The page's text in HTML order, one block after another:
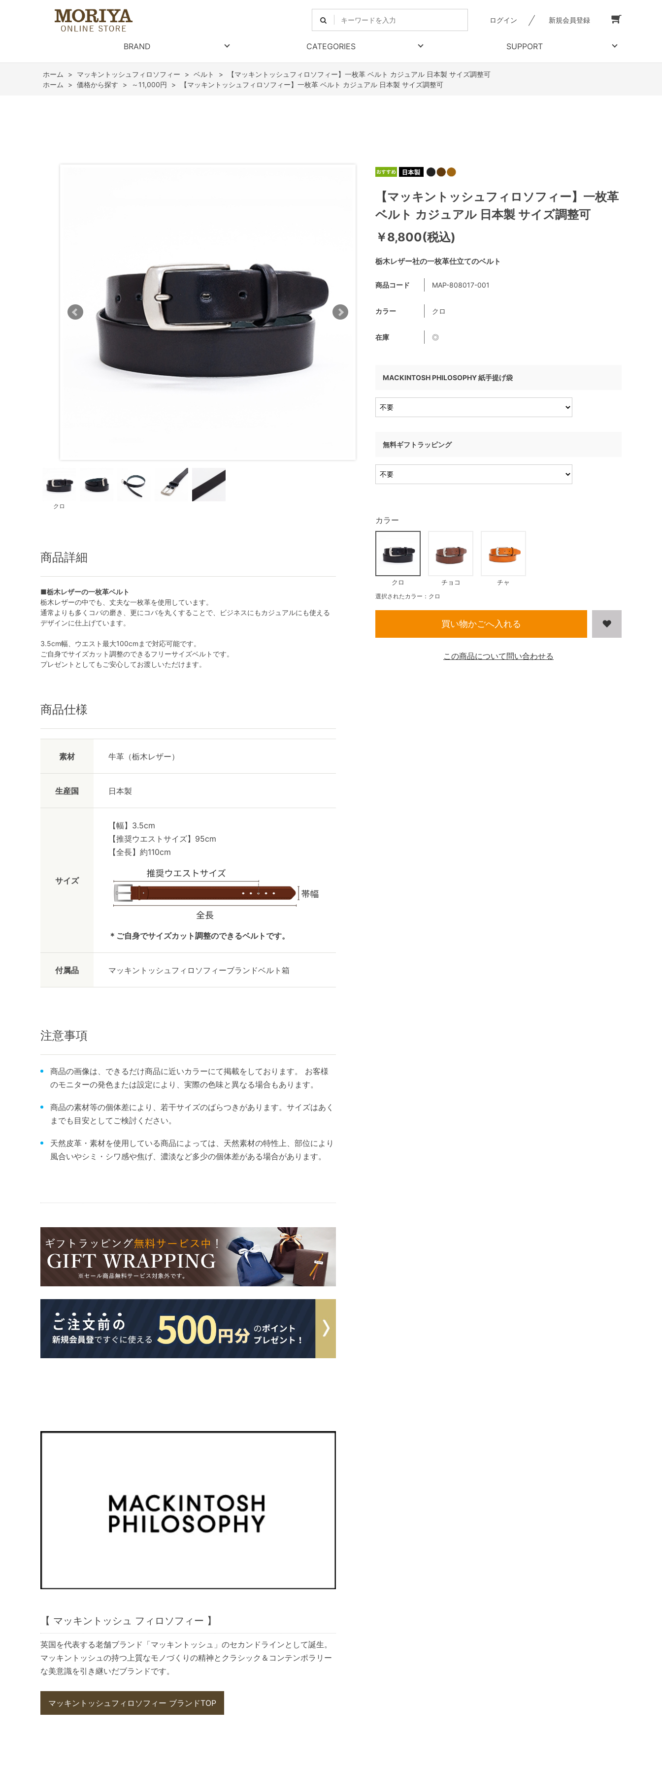
ログイン 新規会員登録
BRAND CATEGORIES SUPPORT
ホーム > マッキントッシュフィロソフィー > ベルト >
【マッキントッシュフィロソフィー】一枚革 ベルト カジュアル 日本製 サイズ調整可
ホーム
> 価格から探す > ～11,000円 > 【マッキントッシュフィロソフィー】一枚革 ベルト カジュアル 日本製 サイズ調整可
クロ
商品詳細
■栃木レザーの一枚革ベルト
栃木レザーの中でも、丈夫な一枚革を使用しています。
通常よりも多くコバの磨き、更にコバを丸くすることで、ビジネスにもカジュアルにも使える
デザインに仕上げています。
3.5cm幅、ウエスト最大100cmまで対応可能です。
ご自身でサイズカット調整のできるフリーサイズベルトです。
プレゼントとしてもご安心してお渡しいただけます。
商品仕様
素材 牛革（栃木レザー）
生産国 日本製
サイズ
【幅】3.5cm
【推奨ウエストサイズ】95cm
【全長】約110cm
＊ご自身でサイズカット調整のできるベルトです。
付属品 マッキントッシュフィロソフィーブランドベルト箱
注意事項
商品の画像は、できるだけ商品に近いカラーにて掲載をしております。 お客様
のモニターの発色または設定により、実際の色味と異なる場合もあります。
商品の素材等の個体差により、若干サイズのばらつきがあります。サイズはあく
までも目安としてご検討ください。
天然皮革・素材を使用している商品によっては、天然素材の特性上、部位により
風合いやシミ・シワ感や焦げ、濃淡など多少の個体差がある場合があります。
【 マッキントッシュ フィロソフィー 】
英国を代表する老舗ブランド「マッキントッシュ」のセカンドラインとして誕生。
マッキントッシュの持つ上質なモノづくりの精神とクラシック＆コンテンポラリー
な美意識を引き継いだブランドです。
マッキントッシュフィロソフィー ブランドTOP
栃木レザー社の一枚革仕立てのベルト
【マッキントッシュフィロソフィー】一枚革
ベルト カジュアル 日本製 サイズ調整可
￥8,800(税込)
商品コード MAP-808017-001
カラー クロ
在庫 ◎
MACKINTOSH PHILOSOPHY 紙手提げ袋
無料ギフトラッピング
カラー
クロ チョコ チャ
選択されたカラー：クロ
買い物かごへ入れる
この商品について問い合わせる